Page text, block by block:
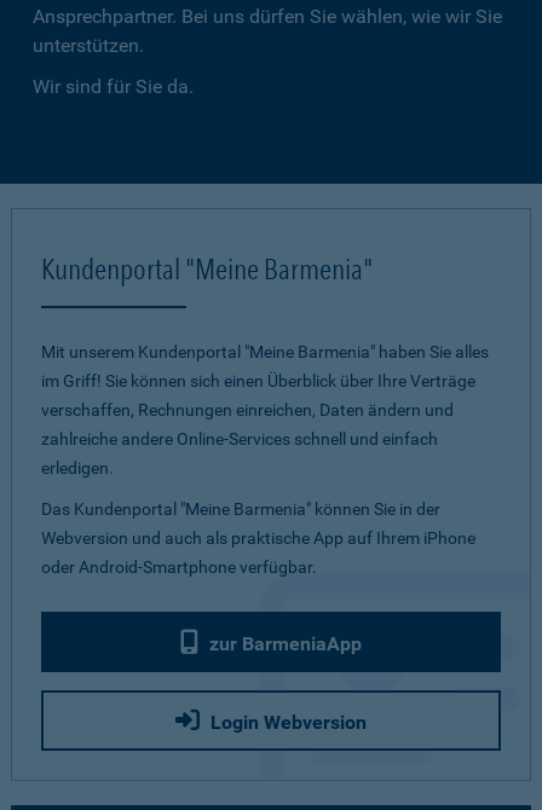
Ansprechpartner. Bei uns dürfen Sie wählen, wie wir Sie
unterstützen.
Wir sind für Sie da.
Kundenportal "Meine Barmenia"
Mit unserem Kundenportal "Meine Barmenia" haben Sie alles
im Griff! Sie können sich einen Überblick über Ihre Verträge
verschaffen, Rechnungen einreichen, Daten ändern und
zahlreiche andere Online-Services schnell und einfach
erledigen.
Das Kundenportal "Meine Barmenia" können Sie in der
Webversion und auch als praktische App auf Ihrem iPhone
oder Android-Smartphone verfügbar.
zur BarmeniaApp
Login Webversion